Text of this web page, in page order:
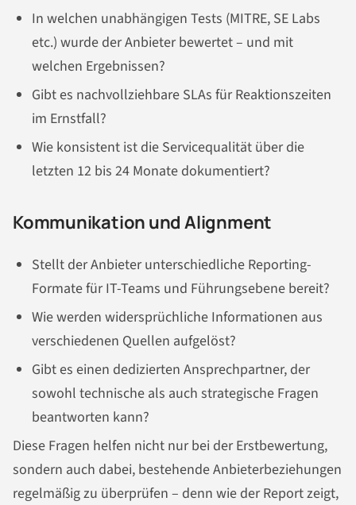
In welchen unabhängigen Tests (MITRE, SE Labs
etc.) wurde der Anbieter bewertet – und mit
welchen Ergebnissen?
Gibt es nachvollziehbare SLAs für Reaktionszeiten
im Ernstfall?
Wie konsistent ist die Servicequalität über die
letzten 12 bis 24 Monate dokumentiert?
Kommunikation und Alignment
Stellt der Anbieter unterschiedliche Reporting-
Formate für IT-Teams und Führungsebene bereit?
Wie werden widersprüchliche Informationen aus
verschiedenen Quellen aufgelöst?
Gibt es einen dedizierten Ansprechpartner, der
sowohl technische als auch strategische Fragen
beantworten kann?
Diese Fragen helfen nicht nur bei der Erstbewertung,
sondern auch dabei, bestehende Anbieterbeziehungen
regelmäßig zu überprüfen – denn wie der Report zeigt,